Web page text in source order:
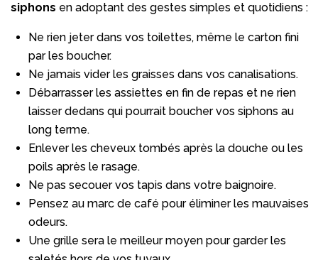
siphons en adoptant des gestes simples et quotidiens :
Ne rien jeter dans vos toilettes, même le carton fini
par les boucher.
Ne jamais vider les graisses dans vos canalisations.
Débarrasser les assiettes en fin de repas et ne rien
laisser dedans qui pourrait boucher vos siphons au
long terme.
Enlever les cheveux tombés après la douche ou les
poils après le rasage.
Ne pas secouer vos tapis dans votre baignoire.
Pensez au marc de café pour éliminer les mauvaises
odeurs.
Une grille sera le meilleur moyen pour garder les